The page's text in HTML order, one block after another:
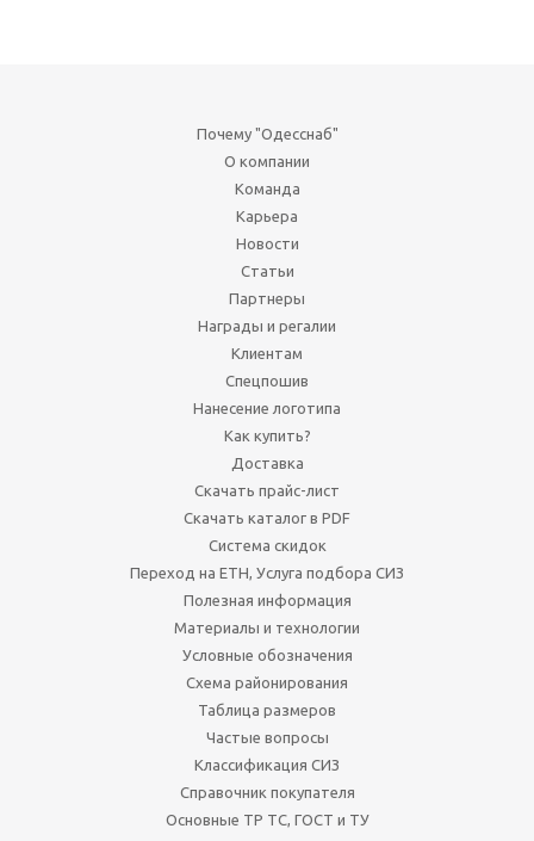
Почему "Одесснаб"
О компании
Команда
Карьера
Новости
Статьи
Партнеры
Награды и регалии
Клиентам
Спецпошив
Нанесение логотипа
Как купить?
Доставка
Скачать прайс-лист
Скачать каталог в PDF
Система скидок
Переход на ЕТН, Услуга подбора СИЗ
Полезная информация
Материалы и технологии
Условные обозначения
Схема районирования
Таблица размеров
Частые вопросы
Классификация СИЗ
Справочник покупателя
Основные ТР ТС, ГОСТ и ТУ